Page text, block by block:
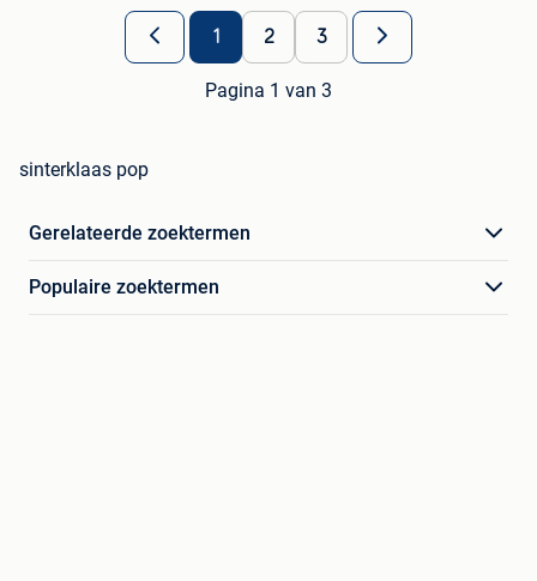
1 2 3
Pagina 1 van 3
sinterklaas pop
Gerelateerde zoektermen
Populaire zoektermen